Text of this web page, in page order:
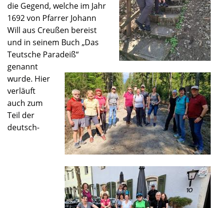
die Gegend, welche im Jahr
1692 von Pfarrer Johann
Will aus Creußen bereist
und in seinem Buch „Das
Teutsche Paradeiß“
genannt
wurde. Hier
verläuft
auch zum
Teil der
deutsch-